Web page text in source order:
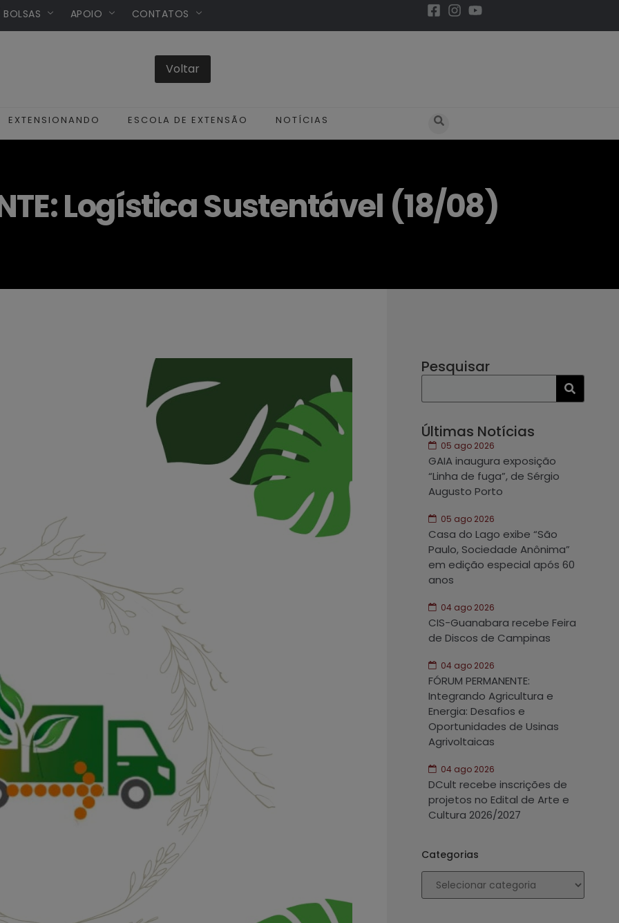
APOIO CONTATOS
EXTENSIONANDO ESCOLA DE EXTENSÃO NOTÍCIAS
Logística Sustentável (18/08)
Pesquisar
Últimas Notícias
05 ago 2026
GAIA inaugura exposição
“Linha de fuga”, de Sérgio
Augusto Porto
05 ago 2026
Casa do Lago exibe “São
Paulo, Sociedade Anônima”
em edição especial após 60
anos
04 ago 2026
CIS-Guanabara recebe Feira
de Discos de Campinas
04 ago 2026
FÓRUM PERMANENTE:
Integrando Agricultura e
Energia: Desafios e
Oportunidades de Usinas
Agrivoltaicas
04 ago 2026
DCult recebe inscrições de
projetos no Edital de Arte e
Cultura 2026/2027
Categorias